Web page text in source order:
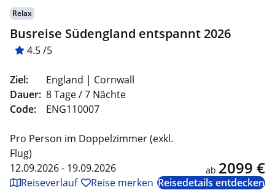
Relax
Busreise Südengland entspannt 2026
4.5 /5
Ziel:
England | Cornwall
Dauer: 8 Tage / 7 Nächte
Code:
ENG110007
Pro Person im Doppelzimmer (exkl.
Flug)
12.09.2026 - 19.09.2026
ab 2099 €
Reiseverlauf Reise merken Reisedetails entdecken